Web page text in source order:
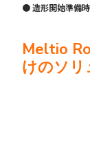
● 造形開始準備時
Meltio
けのソ